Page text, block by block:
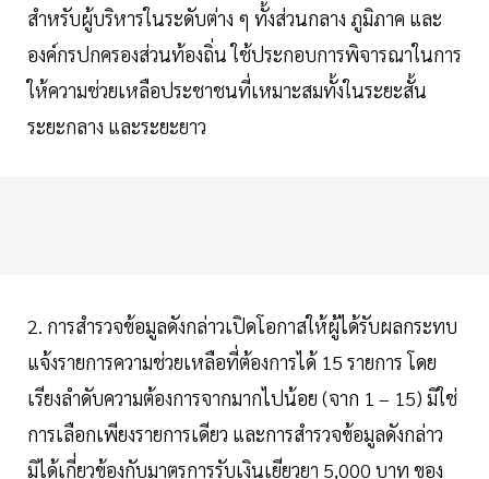
สำหรับผู้บริหารในระดับต่าง ๆ ทั้งส่วนกลาง ภูมิภาค และ
องค์กรปกครองส่วนท้องถิ่น ใช้ประกอบการพิจารณาในการ
ให้ความช่วยเหลือประชาชนที่เหมาะสมทั้งในระยะสั้น
ระยะกลาง และระยะยาว
2. การสำรวจข้อมูลดังกล่าวเปิดโอกาสให้ผู้ได้รับผลกระทบ
แจ้งรายการความช่วยเหลือที่ต้องการได้ 15 รายการ โดย
เรียงลำดับความต้องการจากมากไปน้อย (จาก 1 – 15) มิใช่
การเลือกเพียงรายการเดียว และการสำรวจข้อมูลดังกล่าว
มิได้เกี่ยวข้องกับมาตรการรับเงินเยียวยา 5,000 บาท ของ